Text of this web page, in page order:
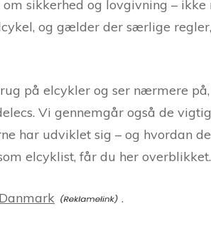
sikkerhed og lovgivning –
og gælder der særlige
på elcykler og ser nærmere
Vi gennemgår også de
har udviklet sig – og hvordan
elcyklist, får du her overblikket.
.